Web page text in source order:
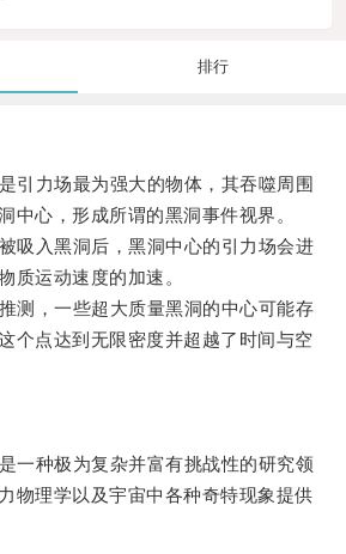
排行
力场最为强大的物体，其吞噬周围
中心，形成所谓的黑洞事件视界。
入黑洞后，黑洞中心的引力场会进
质运动速度的加速。
，一些超大质量黑洞的中心可能存
个点达到无限密度并超越了时间与空
种极为复杂并富有挑战性的研究领
物理学以及宇宙中各种奇特现象提供